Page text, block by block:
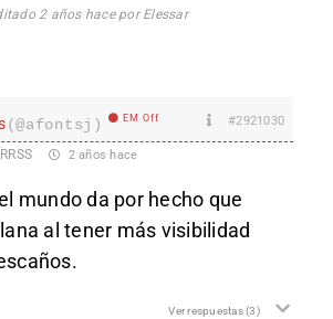
2 años hace por Elessar
(@afontsj) EM Off #2921030
2 años hace
mundo da por hecho que
al tener más visibilidad
Ver respuestas(3)